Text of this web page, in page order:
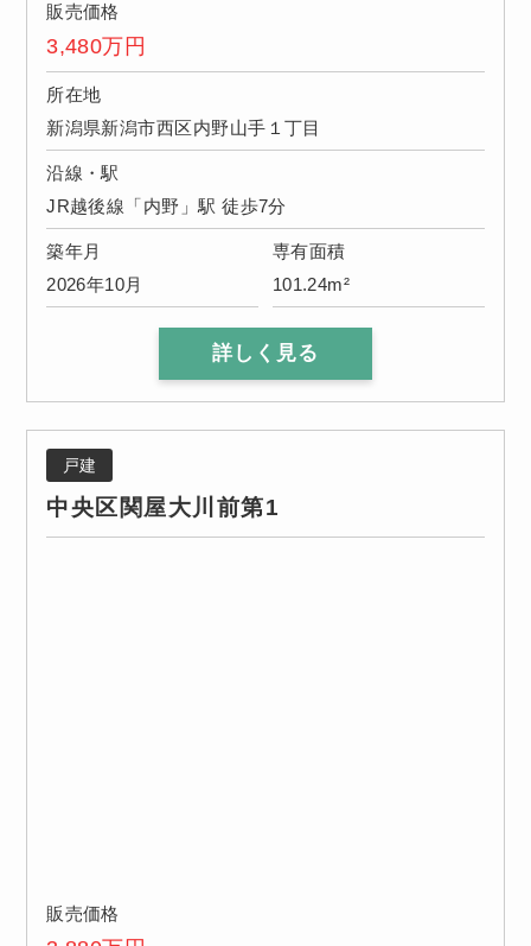
販売価格
3,480万円
所在地
新潟県新潟市西区内野山手１丁目
沿線・駅
JR越後線「内野」駅 徒歩7分
築年月
2026年10月
専有面積
101.24m²
詳しく見る
戸建
中央区関屋大川前第1
販売価格